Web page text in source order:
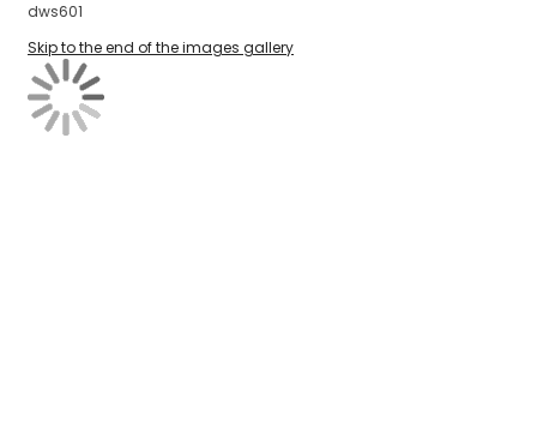
dws601
Skip to the end of the images gallery